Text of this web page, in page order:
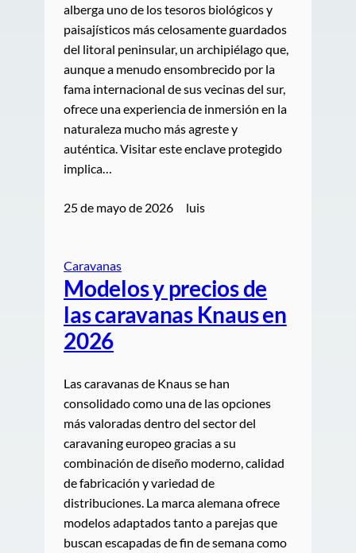
alberga uno de los tesoros biológicos y
paisajísticos más celosamente guardados
del litoral peninsular, un archipiélago que,
aunque a menudo ensombrecido por la
fama internacional de sus vecinas del sur,
ofrece una experiencia de inmersión en la
naturaleza mucho más agreste y
auténtica. Visitar este enclave protegido
implica…
25 de mayo de 2026 luis
Caravanas
Modelos y precios de
las caravanas Knaus en
2026
Las caravanas de Knaus se han
consolidado como una de las opciones
más valoradas dentro del sector del
caravaning europeo gracias a su
combinación de diseño moderno, calidad
de fabricación y variedad de
distribuciones. La marca alemana ofrece
modelos adaptados tanto a parejas que
buscan escapadas de fin de semana como